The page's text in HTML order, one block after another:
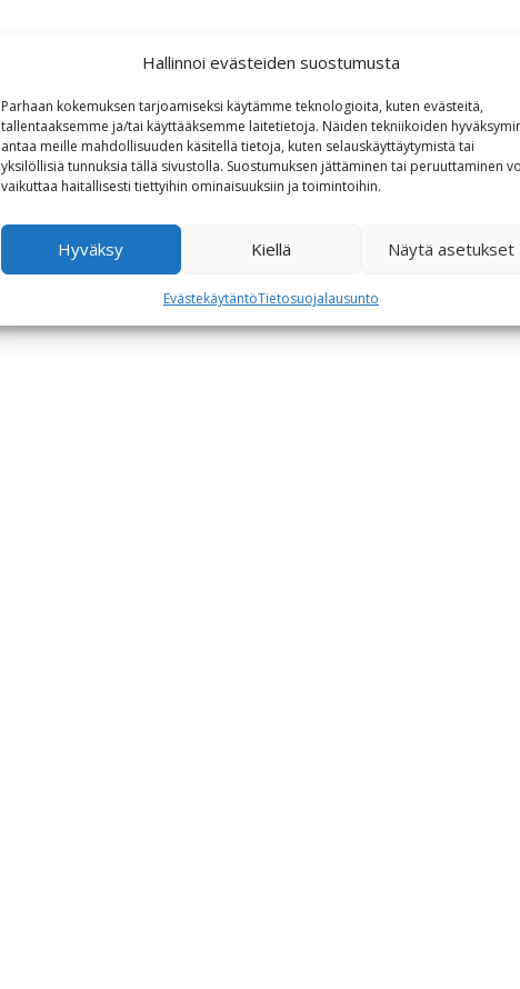
Hallinnoi evästeiden suostumusta
Parhaan kokemuksen tarjoamiseksi käytämme teknologioita, kuten evästeitä,
tallentaaksemme ja/tai käyttääksemme laitetietoja. Näiden tekniikoiden
antaa meille mahdollisuuden käsitellä tietoja, kuten selauskäyttäytymistä tai
yksilöllisiä tunnuksia tällä sivustolla. Suostumuksen jättäminen tai peruuttaminen
vaikuttaa haitallisesti tiettyihin ominaisuuksiin ja toimintoihin.
Hyväksy Kiellä Näytä asetukset
EvästekäytäntöTietosuojalausunto